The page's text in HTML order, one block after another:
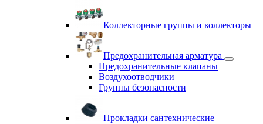
Коллекторные группы и коллекторы
Предохранительная арматура
Предохранительные клапаны
Воздухоотводчики
Группы безопасности
Прокладки сантехнические